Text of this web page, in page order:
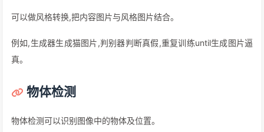
可以做风格转换,把内容图片与风格图片结合。
例如,生成器生成猫图片,判别器判断真假,重复训练until生成图片逼
真。
物体检测
物体检测可以识别图像中的物体及位置。